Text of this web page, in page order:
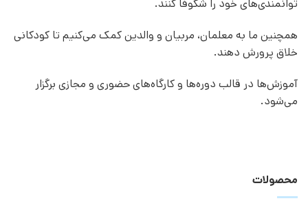
توانمندی‌های خود را شکوفا کنند.
همچنین ما به معلمان، مربیان و والدین کمک می‌کنیم تا کودکانی
خلاق پرورش دهند.
آموزش‌ها در قالب دوره‌ها و کارگاه‌های حضوری و مجازی برگزار
می‌شود.
محصولات